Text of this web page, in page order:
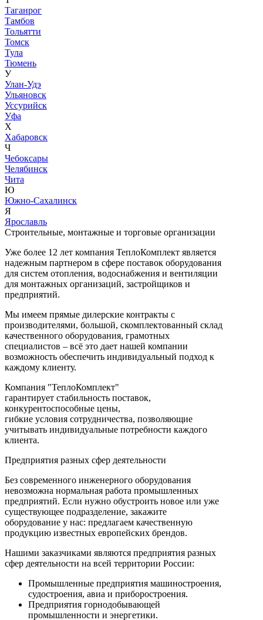
Таганрог
Тамбов
Тольятти
Томск
Тула
Тюмень
У
Улан-Удэ
Ульяновск
Уссурийск
Уфа
Х
Хабаровск
Ч
Чебоксары
Челябинск
Чита
Ю
Южно-Сахалинск
Я
Ярославль
Строительные, монтажные и торговые организации
Уже более 12 лет компания ТеплоКомплект является
надежным партнером в сфере поставок оборудования
для систем отопления, водоснабжения и вентиляции
для монтажных организаций, застройщиков и
предприятий.
Мы имеем прямые дилерские контракты с
производителями, большой, скомплектованный склад
качественного оборудования, грамотных
специалистов – всё это дает нашей компании
возможность обеспечить индивидуальный подход к
каждому клиенту.
Компания "ТеплоКомплект"
гарантирует стабильность поставок,
конкурентоспособные цены,
гибкие условия сотрудничества, позволяющие
учитывать индивидуальные потребности каждого
клиента.
Предприятия разных сфер деятельности
Без современного инженерного оборудования
невозможна нормальная работа промышленных
предприятий. Если нужно обустроить новое или уже
существующее подразделение, закажите
оборудование у нас: предлагаем качественную
продукцию известных европейских брендов.
Нашими заказчиками являются предприятия разных
сфер деятельности на всей территории России:
Промышленные предприятия машиностроения,
судостроения, авиа и приборостроения.
Предприятия горнодобывающей
промышленности и энергетики.